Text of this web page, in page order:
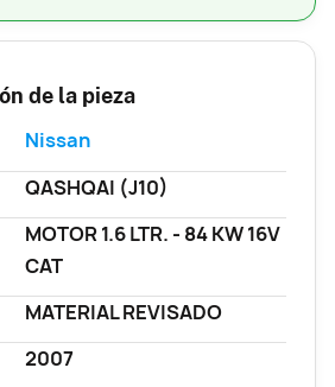
de la pieza
Nissan
QASHQAI (J10)
MOTOR 1.6 LTR. - 84 KW 16V
CAT
MATERIAL REVISADO
2007